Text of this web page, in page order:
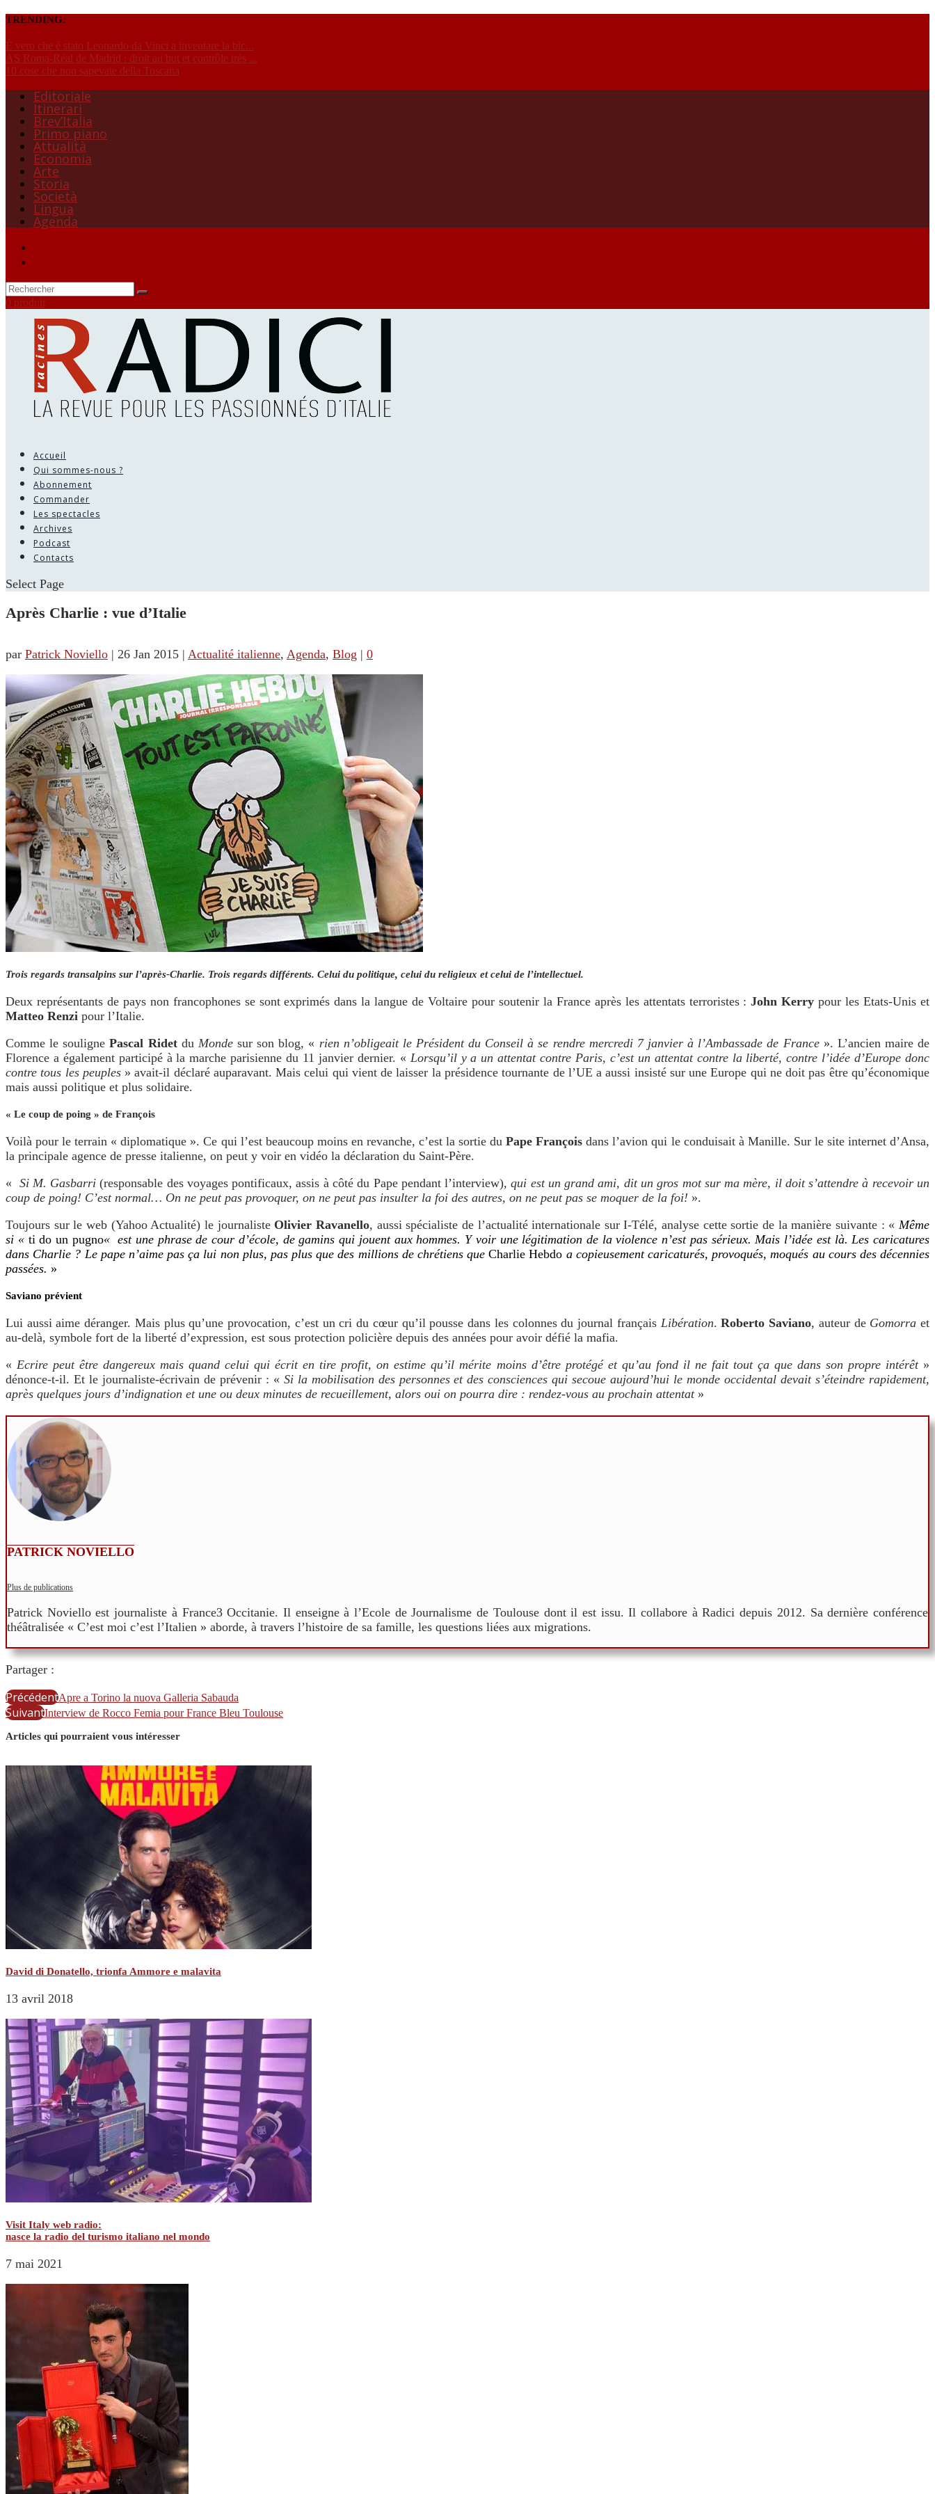
TRENDING:
È vero che è stato Leonardo da Vinci a inventare la bic...
AS Roma-Réal de Madrid : droit au but et contrôle très ...
10 cose che non sapevate della Toscana
Editoriale
Itinerari
Brev’Italia
Primo piano
Attualità
Economia
Arte
Storia
Società
Lingua
Agenda
0 produit
Accueil
Qui sommes-nous ?
Abonnement
Commander
Les spectacles
Archives
Podcast
Contacts
Select Page
Après Charlie : vue d’Italie
par Patrick Noviello | 26 Jan 2015 | Actualité italienne, Agenda, Blog | 0
Trois regards transalpins sur l’après-Charlie. Trois regards différents. Celui du politique, celui du religieux et celui de l’intellectuel.
Deux représentants de pays non francophones se sont exprimés dans la langue de Voltaire pour soutenir la France après les attentats terroristes :John Kerry pour les Etats-Unis et
Matteo Renzi pour l’Italie.
Comme le soulignePascal Ridetdu Mondesur son blog, « rien n’obligeait le Président du Conseil à se rendre mercredi 7 janvier à l’Ambassade de France». L’ancien maire de
Florence a également participé à la marche parisienne du 11 janvier dernier. « Lorsqu’il y a un attentat contre Paris, c’est un attentat contre la liberté, contre l’idée d’Europe donc
contre tous les peuples» avait-il déclaré auparavant. Mais celui qui vient de laisser la présidence tournante de l’UE a aussi insisté sur une Europe qui ne doit pas être qu’économique
mais aussi politique et plus solidaire.
« Le coup de poing » de François
Voilà pour le terrain « diplomatique ». Ce qui l’est beaucoup moins en revanche, c’est la sortie duPape François dans l’avion qui le conduisait à Manille. Sur le site internet d’Ansa,
la principale agence de presse italienne, on peut y voir en vidéo la déclaration du Saint-Père.
« Si M. Gasbarri (responsable des voyages pontificaux, assis à côté du Pape pendant l’interview), qui est un grand ami, dit un gros mot sur ma mère, il doit s’attendre à recevoir un
coup de poing! C’est normal… On ne peut pas provoquer, on ne peut pas insulter la foi des autres, on ne peut pas se moquer de la foi! ».
Toujours sur le web (Yahoo Actualité) le journaliste Olivier Ravanello, aussi spécialiste de l’actualité internationale sur I-Télé, analyse cette sortie de la manière suivante : «Même
si « ti do un pugno« est une phrase de cour d’école, de gamins qui jouent aux hommes. Y voir une légitimation de la violence n’est pas sérieux. Mais l’idée est là. Les caricatures
dans Charlie ? Le pape n’aime pas ça lui non plus, pas plus que des millions de chrétiens queCharlie Hebdo a copieusement caricaturés, provoqués, moqués au cours des décennies
passées. »
Saviano prévient
Lui aussi aime déranger. Mais plus qu’une provocation, c’est un cri du cœur qu’il pousse dans les colonnes du journal français Libération.Roberto Saviano, auteur de Gomorraet
au-delà, symbole fort de la liberté d’expression, est sous protection policière depuis des années pour avoir défié la mafia.
«Ecrire peut être dangereux mais quand celui qui écrit en tire profit, on estime qu’il mérite moins d’être protégé et qu’au fond il ne fait tout ça que dans son propre intérêt »
dénonce-t-il. Et le journaliste-écrivain de prévenir : « Si la mobilisation des personnes et des consciences qui secoue aujourd’hui le monde occidental devait s’éteindre rapidement,
après quelques jours d’indignation et une ou deux minutes de recueillement, alors oui on pourra dire : rendez-vous au prochain attentat»
PATRICK NOVIELLO
Plus de publications
Patrick Noviello est journaliste à France3 Occitanie. Il enseigne à l’Ecole de Journalisme de Toulouse dont il est issu. Il collabore à Radici depuis 2012. Sa dernière conférence
théâtralisée « C’est moi c’est l’Italien » aborde, à travers l’histoire de sa famille, les questions liées aux migrations.
Partager :
PrécédentApre a Torino la nuova Galleria Sabauda
SuivantInterview de Rocco Femia pour France Bleu Toulouse
Articles qui pourraient vous intéresser
David di Donatello, trionfa Ammore e malavita
13 avril 2018
Visit Italy web radio:
nasce la radio del turismo italiano nel mondo
7 mai 2021